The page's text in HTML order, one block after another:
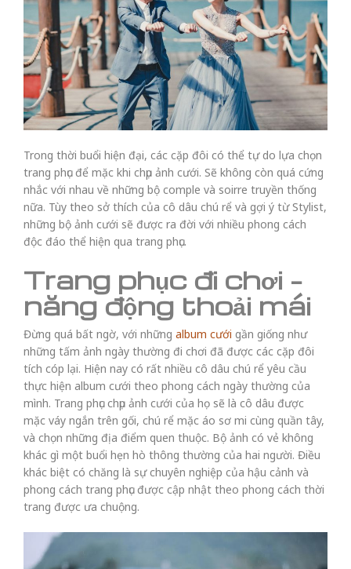
Trong thời buổi hiện đại, các cặp đôi có thể tự do lựa chọn
trang phục để mặc khi chụp ảnh cưới. Sẽ không còn quá cứng
nhắc với nhau về những bộ comple và soirre truyền thống
nữa. Tùy theo sở thích của cô dâu chú rể và gợi ý từ Stylist,
những bộ ảnh cưới sẽ được ra đời với nhiều phong cách
độc đáo thể hiện qua trang phục.
Trang phục đi chơi –
năng động thoải mái
Đừng quá bất ngờ, với những album cưới gần giống như
những tấm ảnh ngày thường đi chơi đã được các cặp đôi
tích cóp lại. Hiện nay có rất nhiều cô dâu chú rể yêu cầu
thực hiện album cưới theo phong cách ngày thường của
mình. Trang phục chụp ảnh cưới của họ sẽ là cô dâu được
mặc váy ngắn trên gối, chú rể mặc áo sơ mi cùng quần tây,
và chọn những địa điểm quen thuộc. Bộ ảnh có vẻ không
khác gì một buổi hẹn hò thông thường của hai người. Điều
khác biệt có chăng là sự chuyên nghiệp của hậu cảnh và
phong cách trang phục được cập nhật theo phong cách thời
trang được ưa chuộng.